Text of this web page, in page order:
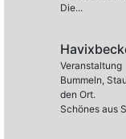
Die...
Veranstaltung
Bummeln,
den Ort.
Schönes aus